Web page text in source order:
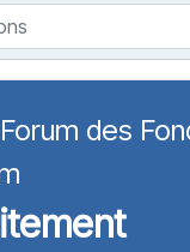
Forum des